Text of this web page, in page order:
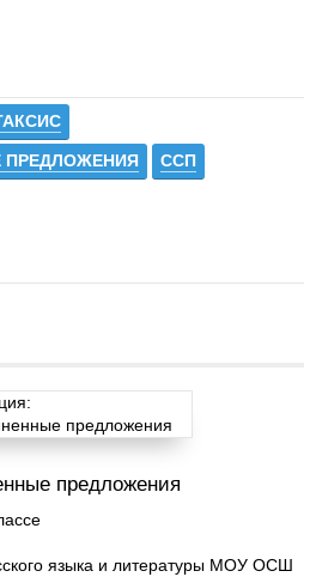
ССП
предложения
языка и литературы МОУ ОСШ